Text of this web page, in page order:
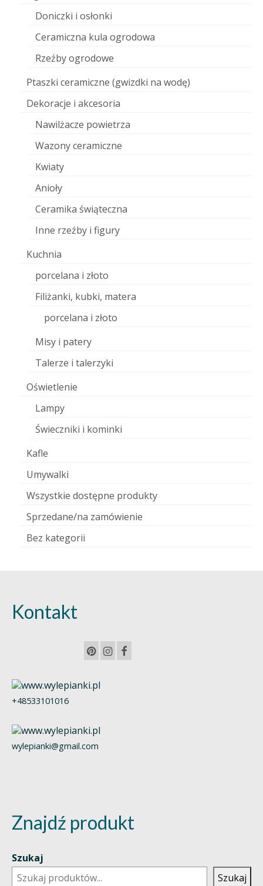
Doniczki i osłonki
Ceramiczna kula ogrodowa
Rzeźby ogrodowe
Ptaszki ceramiczne (gwizdki na wodę)
Dekoracje i akcesoria
Nawilżacze powietrza
Wazony ceramiczne
Kwiaty
Anioły
Ceramika świąteczna
Inne rzeźby i figury
Kuchnia
porcelana i złoto
Filiżanki, kubki, matera
porcelana i złoto
Misy i patery
Talerze i talerzyki
Oświetlenie
Lampy
Świeczniki i kominki
Kafle
Umywalki
Wszystkie dostępne produkty
Sprzedane/na zamówienie
Bez kategorii
Kontakt
+48533101016
wylepianki@gmail.com
Znajdź produkt
Szukaj
Szukaj